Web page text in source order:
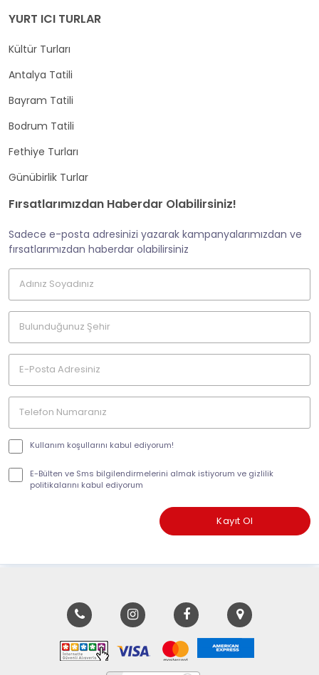
YURT ICI TURLAR
Kültür Turları
Antalya Tatili
Bayram Tatili
Bodrum Tatili
Fethiye Turları
Günübirlik Turlar
Fırsatlarımızdan Haberdar Olabilirsiniz!
Sadece e-posta adresinizi yazarak kampanyalarımızdan ve
fırsatlarımızdan haberdar olabilirsiniz
Kullanım koşullarını kabul ediyorum!
E-Bülten ve Sms bilgilendirmelerini almak istiyorum ve gizlilik
politikalarını kabul ediyorum